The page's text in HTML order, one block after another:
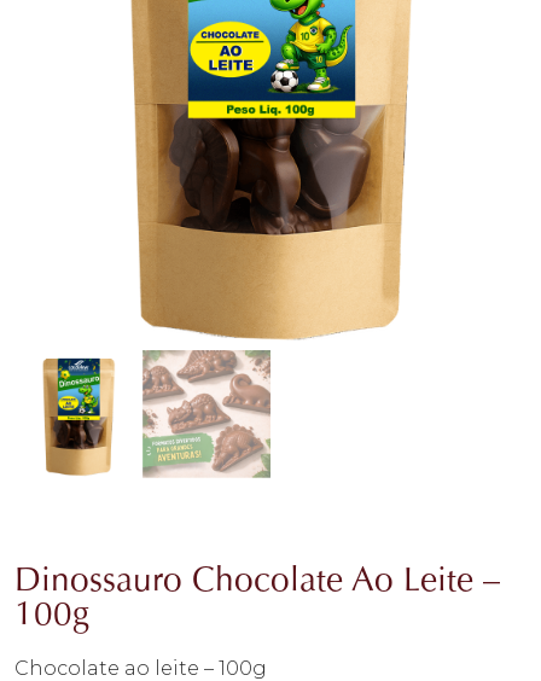
Dinossauro Chocolate Ao Leite –
100g
Chocolate ao leite – 100g